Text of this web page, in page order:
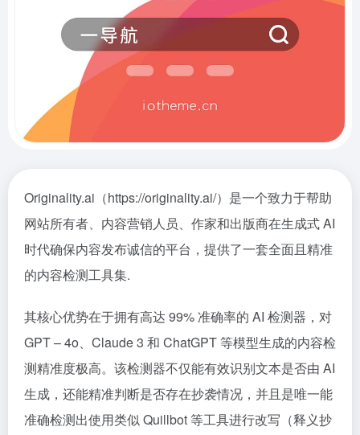
Originality.ai（https://originality.ai/）是一个致力于帮助
网站所有者、内容营销人员、作家和出版商在生成式 AI
时代确保内容发布诚信的平台，提供了一套全面且精准
的内容检测工具集.
其核心优势在于拥有高达 99% 准确率的 AI 检测器，对
GPT – 4o、Claude 3 和 ChatGPT 等模型生成的内容检
测精准度极高。该检测器不仅能有效识别文本是否由 AI
生成，还能精准判断是否存在抄袭情况，并且是唯一能
准确检测出使用类似 Quillbot 等工具进行改写（释义抄